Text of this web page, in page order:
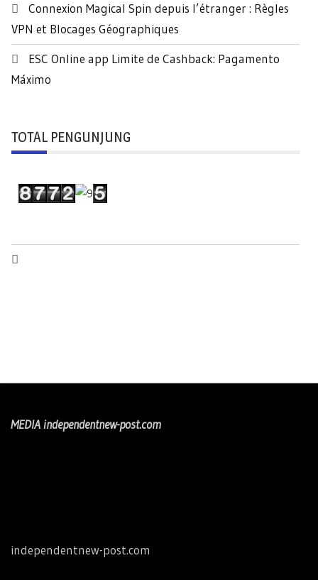
Connexion Magical Spin depuis l’étranger : Règles
VPN et Blocages Géographiques
ESC Online app Limite de Cashback: Pagamento
Máximo
TOTAL PENGUNJUNG
MEDIA independentnew-post.com
independentnew-post.com